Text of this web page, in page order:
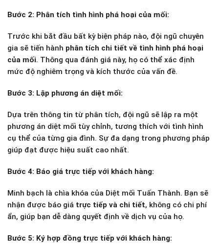
Bước 2: Phân tích tình hình phá hoại của mối:
Trước khi bắt đầu bất kỳ biện pháp nào, đội ngũ chuyên
gia sẽ tiến hành phân tích chi tiết về tình hình phá hoại
của mối. Thông qua đánh giá này, họ có thể xác định
mức độ nghiêm trọng và kích thước của vấn đề.
Bước 3: Lập phương án diệt mối:
Dựa trên thông tin từ phân tích, đội ngũ sẽ lập ra một
phương án diệt mối tùy chỉnh, tương thích với tình hình
cụ thể của từng gia đình. Sự đa dạng trong phương pháp
giúp đạt được hiệu suất cao nhất.
Bước 4: Báo giá trực tiếp với khách hàng:
Minh bạch là chìa khóa của Diệt mối Tuấn Thành. Bạn sẽ
nhận được báo giá trực tiếp và chi tiết, không có chi phí
ẩn, giúp bạn dễ dàng quyết định về dịch vụ của họ.
Bước 5: Ký hợp đồng trực tiếp với khách hàng: